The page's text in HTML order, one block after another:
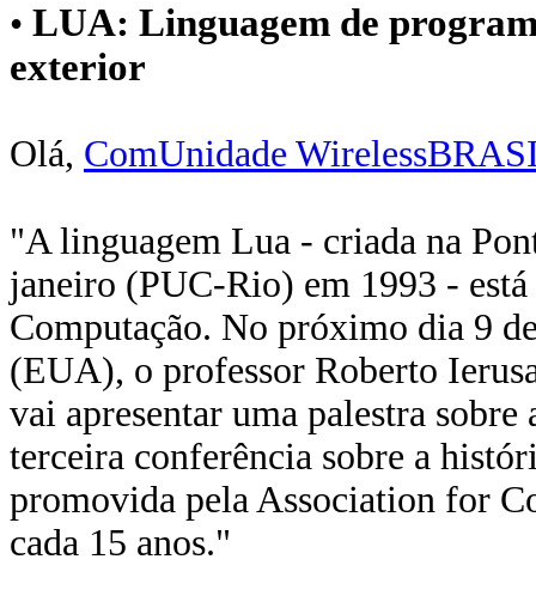
• LUA: Linguagem de
exterior
Olá, ComUnidade
"A linguagem Lua - criada na
janeiro (PUC-Rio) em 1993 -
Computação. No próximo dia 9
(EUA), o professor Roberto
vai apresentar uma palestra
terceira conferência sobre a
promovida pela Association for
cada 15 anos."